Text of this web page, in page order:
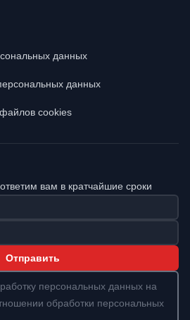
данных
данных
cookies
вам в кратчайшие сроки
Отправить
персональных данных на
обработки персональных